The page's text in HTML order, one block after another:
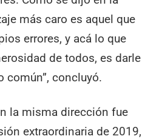
más caro es aquel que
errores, y acá lo que
de todos, es darle
común”, concluyó.
la misma dirección fue
extraordinaria de 2019,